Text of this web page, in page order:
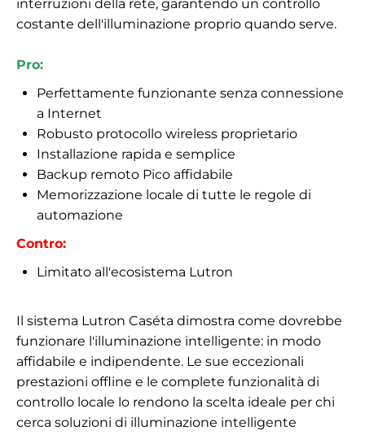
interruzioni della rete, garantendo un controllo
costante dell'illuminazione proprio quando serve.
Pro:
Perfettamente funzionante senza connessione
a Internet
Robusto protocollo wireless proprietario
Installazione rapida e semplice
Backup remoto Pico affidabile
Memorizzazione locale di tutte le regole di
automazione
Contro:
Limitato all'ecosistema Lutron
Il sistema Lutron Caséta dimostra come dovrebbe
funzionare l'illuminazione intelligente: in modo
affidabile e indipendente. Le sue eccezionali
prestazioni offline e le complete funzionalità di
controllo locale lo rendono la scelta ideale per chi
cerca soluzioni di illuminazione intelligente